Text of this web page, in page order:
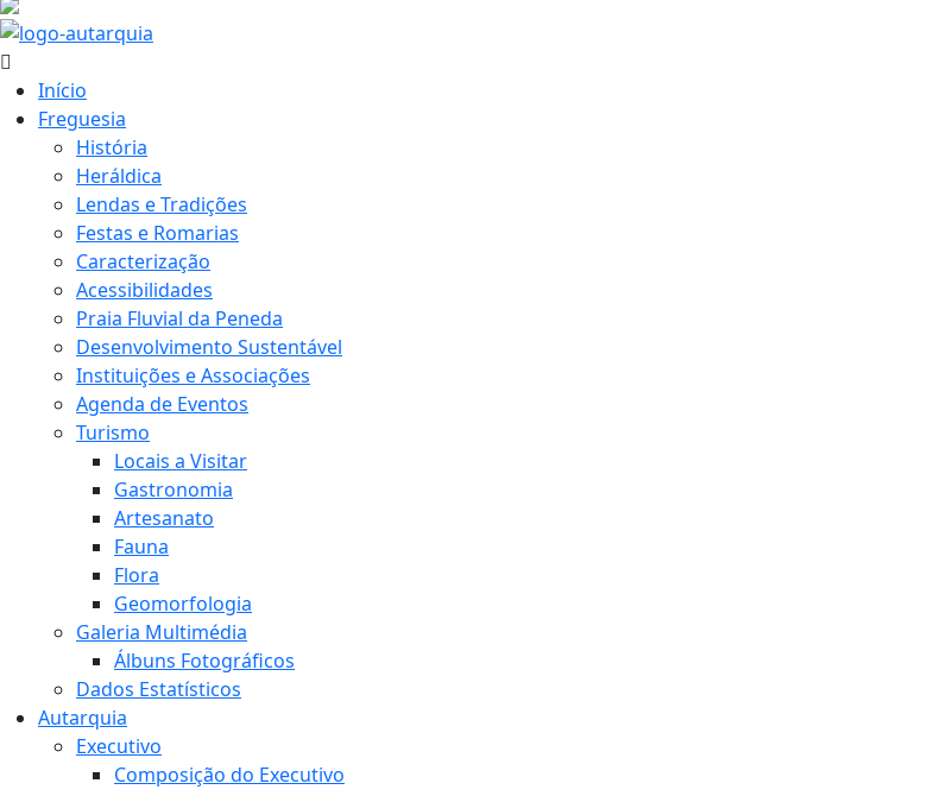
Início
Freguesia
História
Heráldica
Lendas e Tradições
Festas e Romarias
Caracterização
Acessibilidades
Praia Fluvial da Peneda
Desenvolvimento Sustentável
Instituições e Associações
Agenda de Eventos
Turismo
Locais a Visitar
Gastronomia
Artesanato
Fauna
Flora
Geomorfologia
Galeria Multimédia
Álbuns Fotográficos
Dados Estatísticos
Autarquia
Executivo
Composição do Executivo